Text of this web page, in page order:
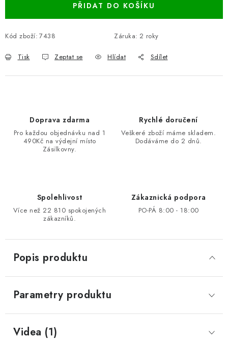
PŘIDAT DO KOŠÍKU
Kód zboží: 7438 Záruka: 2 roky
Tisk Zeptat se Hlídat Sdílet
Doprava zdarma
Pro každou objednávku nad 1
490Kč na výdejní místo
Zásilkovny.
Rychlé doručení
Veškeré zboží máme skladem.
Dodáváme do 2 dnů.
Spolehlivost
Více než 22 810 spokojených
zákazníků.
Zákaznická podpora
PO-PÁ 8:00 - 18:00
Popis produktu
Parametry produktu
Videa (1)